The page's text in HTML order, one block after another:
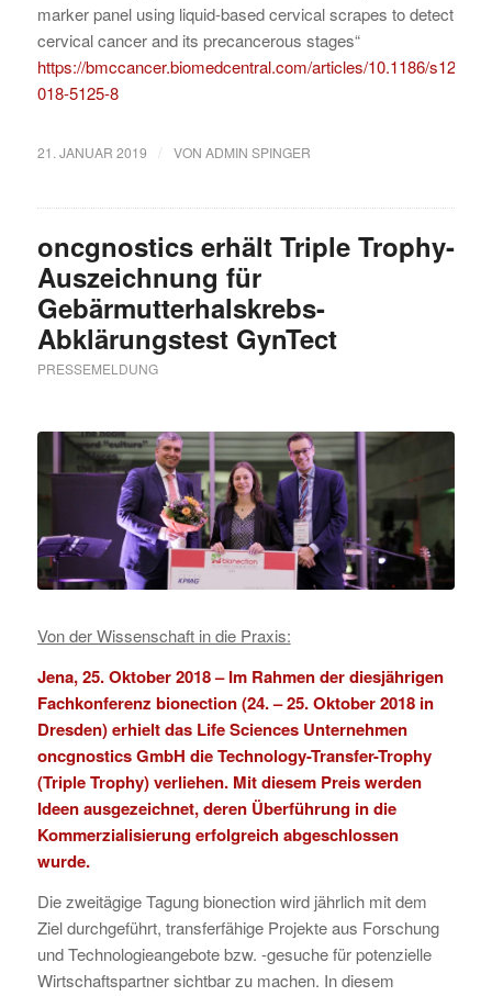
marker panel using liquid-based cervical scrapes to detect
cervical cancer and its precancerous stages“
https://bmccancer.biomedcentral.com/articles/10.1186/s12885-
018-5125-8
21. JANUAR 2019 / VON ADMIN SPINGER
oncgnostics erhält Triple Trophy-
Auszeichnung für
Gebärmutterhalskrebs-
Abklärungstest GynTect
PRESSEMELDUNG
Von der Wissenschaft in die Praxis:
Jena, 25. Oktober 2018 – Im Rahmen der diesjährigen
Fachkonferenz bionection(24. – 25. Oktober 2018 in
Dresden) erhielt das Life Sciences Unternehmen
oncgnostics GmbH die Technology-Transfer-Trophy
(Triple Trophy) verliehen. Mit diesem Preis werden
Ideen ausgezeichnet, deren Überführung in die
Kommerzialisierung erfolgreich abgeschlossen
wurde.
Die zweitägige Tagung bionection wird jährlich mit dem
Ziel durchgeführt, transferfähige Projekte aus Forschung
und Technologieangebote bzw. -gesuche für potenzielle
Wirtschaftspartner sichtbar zu machen. In diesem